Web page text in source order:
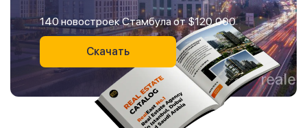
140 новостроек Стамбула от $120,000
Скачать